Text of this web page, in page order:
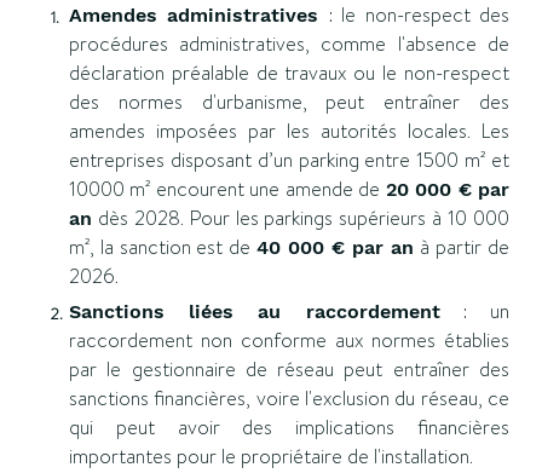
Amendes administratives : le non-respect des
procédures administratives, comme l'absence de
déclaration préalable de travaux ou le non-respect
des normes d'urbanisme, peut entraîner des
amendes imposées par les autorités locales. Les
entreprises disposant d’un parking entre 1500 m² et
10000 m² encourent une amende de 20 000 € par
an dès 2028. Pour les parkings supérieurs à 10 000
m², la sanction est de40 000 € par an à partir de
2026.
Sanctions liées au raccordement: un
raccordement non conforme aux normes établies
par le gestionnaire de réseau peut entraîner des
sanctions financières, voire l'exclusion du réseau, ce
qui peut avoir des implications financières
importantes pour le propriétaire de l'installation.